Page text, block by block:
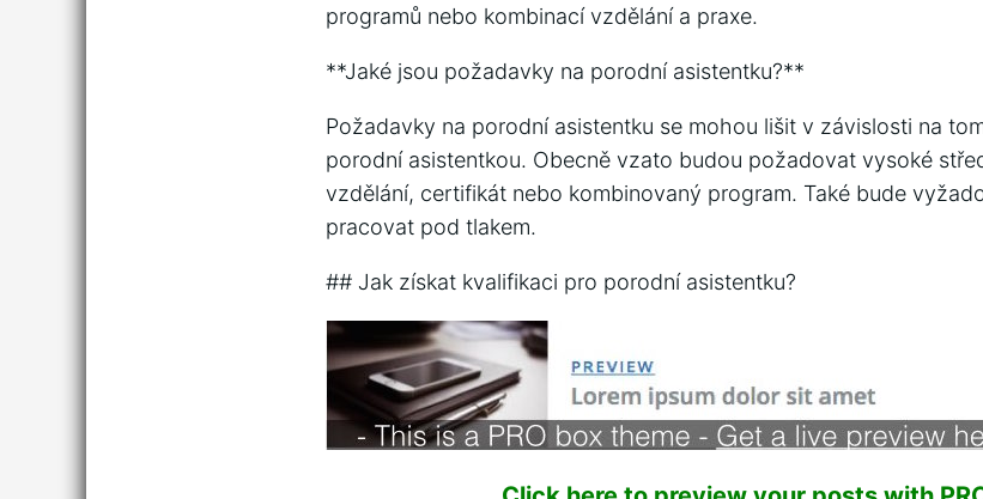
programů nebo kombinací vzdělání a praxe.
**Jaké jsou požadavky na porodní asistentku?**
Požadavky na porodní asistentku se mohou lišit v závislosti na
porodní asistentkou. Obecně vzato budou požadovat vysoké
vzdělání, certifikát nebo kombinovaný program. Také bude
pracovat pod tlakem.
## Jak získat kvalifikaci pro porodní asistentku?